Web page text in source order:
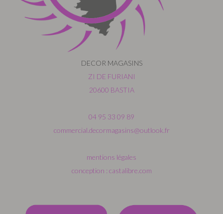
DECOR MAGASINS
ZI DE FURIANI
20600 BASTIA
04 95 33 09 89
commercial.decormagasins@outlook.fr
mentions légales
conception : castalibre.com